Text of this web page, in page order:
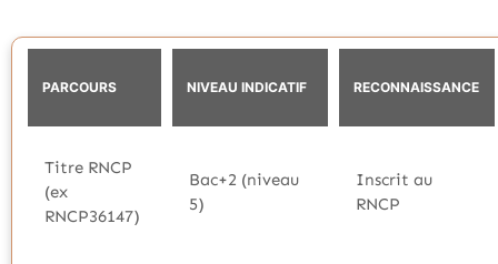
PARCOURS NIVEAU INDICATIF RECONNAISSANCE
Titre RNCP
(ex
RNCP36147)
Bac+2 (niveau
5)
Inscrit au
RNCP